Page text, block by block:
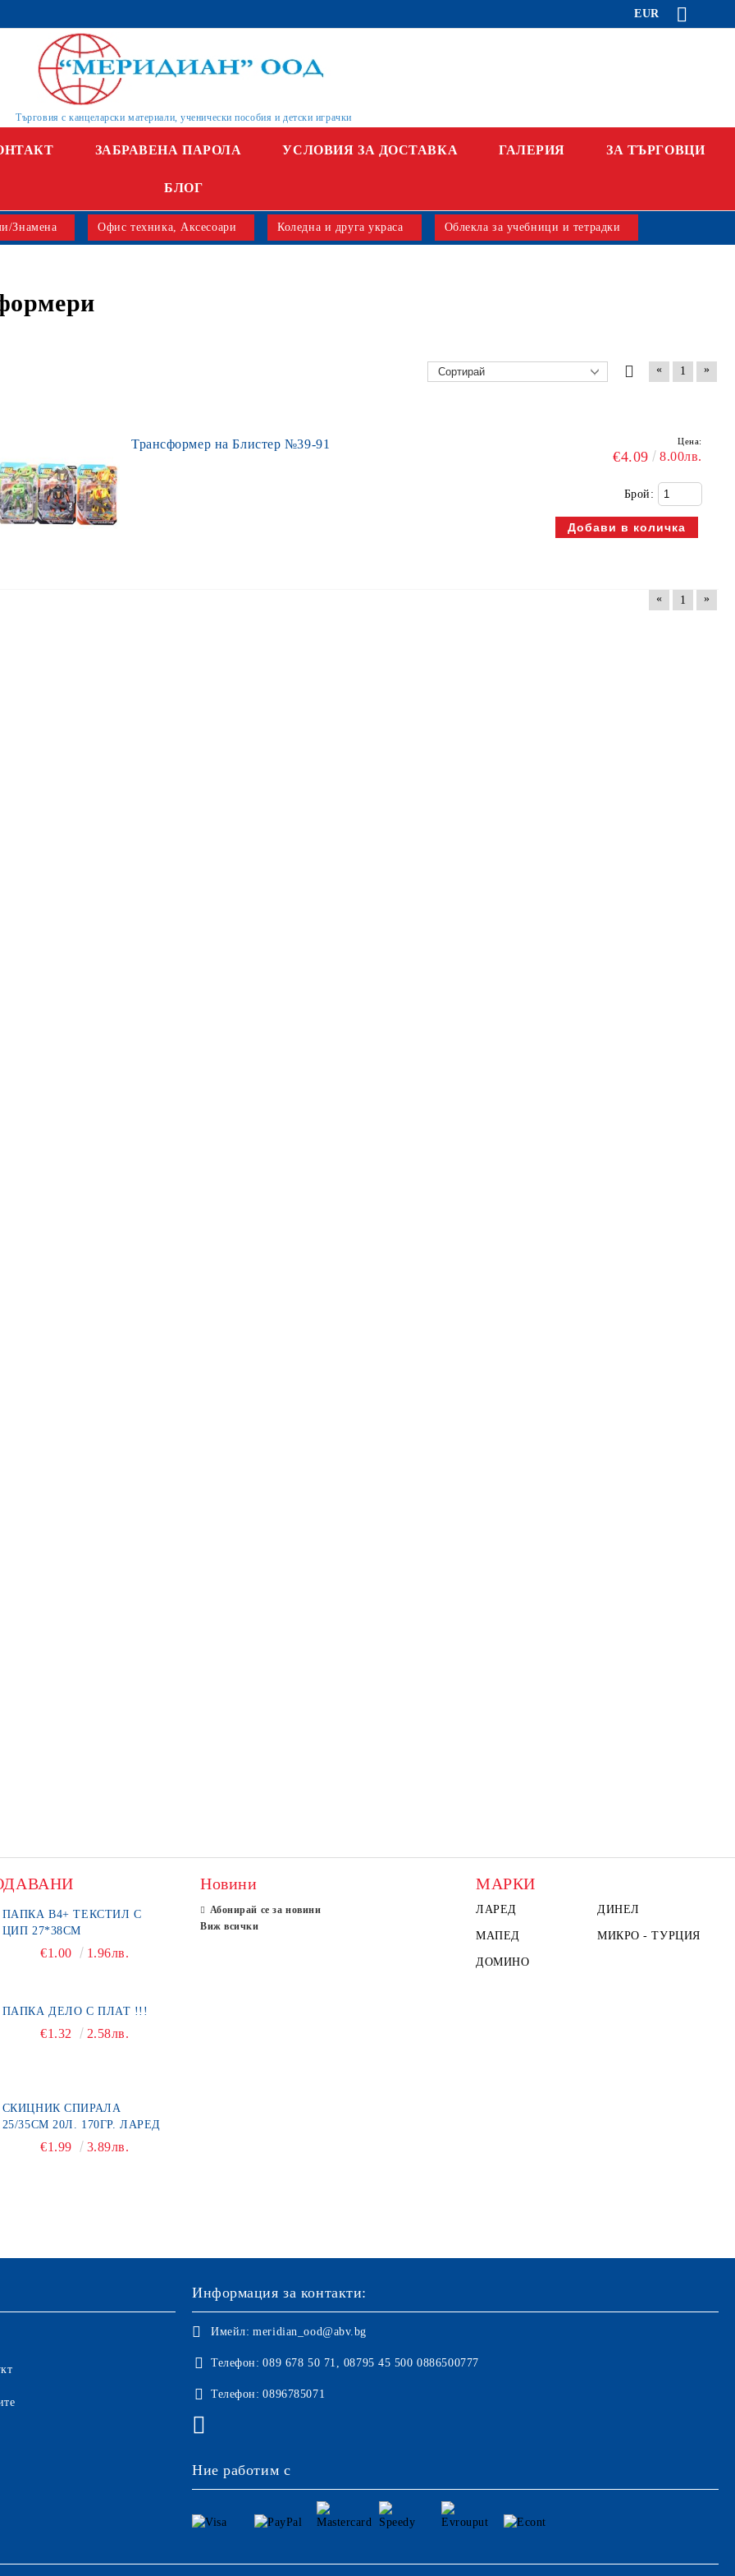
EUR
Търговия с канцеларски материали, ученически пособия и детски играчки
ЗАБРАВЕНА ПАРОЛА УСЛОВИЯ ЗА ДОСТАВКА ГАЛЕРИЯ ЗА ТЪРГОВЦИ
БЛОГ
Знамена Офис техника, Аксесоари Коледна и друга украса Облекла за учебници и тетрадки
« 1 »
Трансформер на Блистер №39-91 Цена:
€4.09 8.00лв.
Брой:
« 1 »
ПАПКА В4+ ТЕКСТИЛ С
ЦИП 27*38СМ
€1.00 1.96лв.
ПАПКА ДЕЛО С ПЛАТ !!!
€1.32 2.58лв.
СКИЦНИК СПИРАЛА
25/35СМ 20Л. 170ГР. ЛАРЕД
€1.99 3.89лв.
Новини
Абонирай се за новини
Виж всички
МАРКИ
ЛАРЕД ДИНЕЛ
МАПЕД МИКРО - ТУРЦИЯ
ДОМИНО
Информация за контакти:
Имейл: meridian_ood@abv.bg
Телефон: 089 678 50 71, 08795 45 500 0886500777
Телефон: 0896785071
Ние работим с